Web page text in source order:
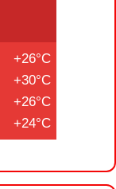
+26°C
+30°C
+26°C
+24°C